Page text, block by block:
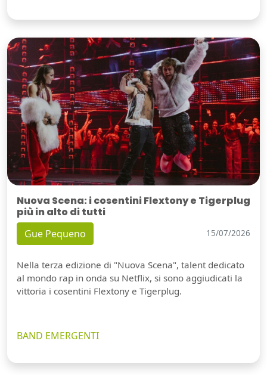
Nuova Scena: i cosentini Flextony e Tigerplug
più in alto di tutti
Gue Pequeno 15/07/2026
Nella terza edizione di "Nuova Scena", talent dedicato
al mondo rap in onda su Netflix, si sono aggiudicati la
vittoria i cosentini Flextony e Tigerplug.
BAND EMERGENTI